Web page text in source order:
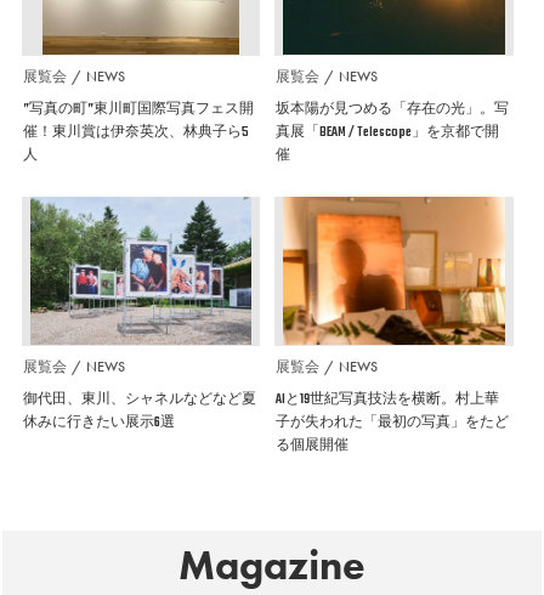
展覧会 NEWS
”写真の町”東川町国際写真フェス開
催！東川賞は伊奈英次、林典子ら5
人
展覧会 NEWS
坂本陽が見つめる「存在の光」。写
真展「BEAM / Telescope」を京都で開
催
展覧会 NEWS
御代田、東川、シャネルなどなど夏
休みに行きたい展示6選
展覧会 NEWS
AIと19世紀写真技法を横断。村上華
子が失われた「最初の写真」をたど
る個展開催
Magazine